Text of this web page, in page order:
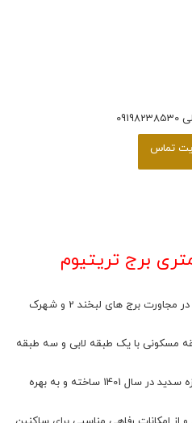
تماس
150 متری برج تریتیوم
برج تریتیوم در غرب دریاچه چیتگر و در مجاورت برج های لبخند 2 و شهرک
در قالب دو بلوک 20 طبقه مسکونی با یک طبقه لابی و سه طبقه
برج تریتیوم توسط شرکت نیکان سازه سدید در سال 1401 ساخته و به بهره